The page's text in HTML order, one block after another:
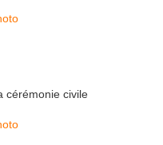
cérémonie civile